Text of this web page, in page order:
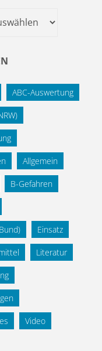
ABC-Auswertung
Allgemein
B-Gefahren
Einsatz
Literatur
Video